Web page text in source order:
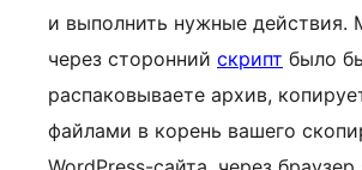
и выполнить нужные действия.
через сторонний скрипт было
распаковываете архив,
файлами в корень вашего